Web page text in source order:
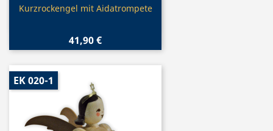
Vorschau
Kurzrockengel mit Aidatrompete
41,90 €
EK 020-1